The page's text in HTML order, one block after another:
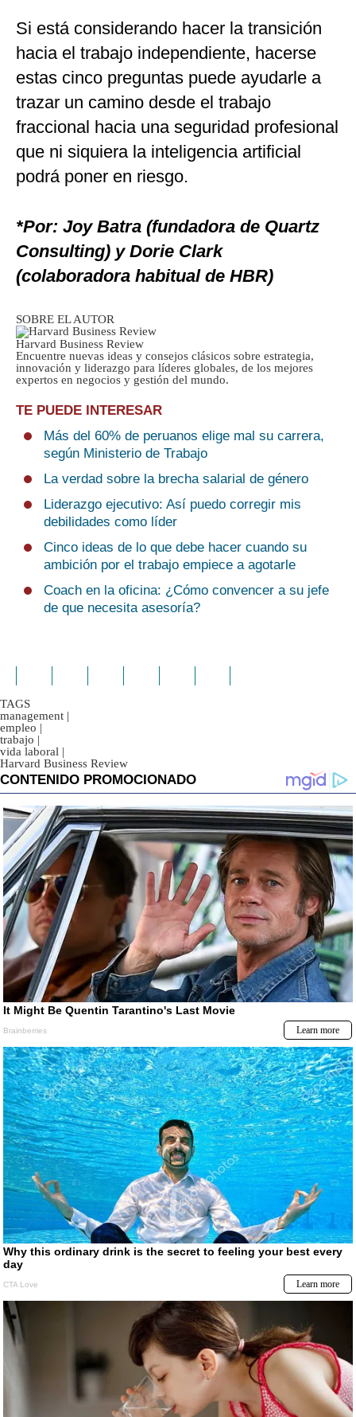
Si está considerando hacer la transición
hacia el trabajo independiente, hacerse
estas cinco preguntas puede ayudarle a
trazar un camino desde el trabajo
fraccional hacia una seguridad profesional
que ni siquiera la inteligencia artificial
podrá poner en riesgo.
*Por: Joy Batra (fundadora de Quartz
Consulting) y Dorie Clark
(colaboradora habitual de HBR)
SOBRE EL AUTOR
Harvard Business Review
Encuentre nuevas ideas y consejos clásicos sobre estrategia,
innovación y liderazgo para líderes globales, de los mejores
expertos en negocios y gestión del mundo.
TE PUEDE INTERESAR
Más del 60% de peruanos elige mal su carrera,
según Ministerio de Trabajo
La verdad sobre la brecha salarial de género
Liderazgo ejecutivo: Así puedo corregir mis
debilidades como líder
Cinco ideas de lo que debe hacer cuando su
ambición por el trabajo empiece a agotarle
Coach en la oficina: ¿Cómo convencer a su jefe
de que necesita asesoría?
TAGS
management |
empleo |
trabajo |
vida laboral |
Harvard Business Review